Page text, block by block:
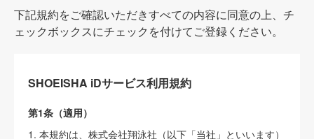
下記規約をご確認いただきすべての内容に同意の上、チ
ェックボックスにチェックを付けてご登録ください。
SHOEISHA iDサービス利用規約
第1条（適用）
1. 本規約は、株式会社翔泳社（以下「当社」といいます）